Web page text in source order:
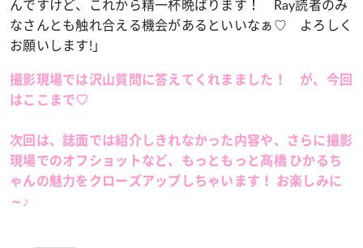
んですけど、これから精一杯晩ばります！ Ray読者のみ
なさんとも触れ合える機会があるといいなぁ♡ よろしく
お願いします!」
撮影現場では沢山質問に答えてくれまました！ が、今回
はここまで♡
次回は、誌面では紹介しきれなかった内容や、さらに撮影
現場でのオフショットなど、もっともっと髙橋 ひかるち
ゃんの魅力をクローズアップしちゃいます！ お楽しみに
～♪